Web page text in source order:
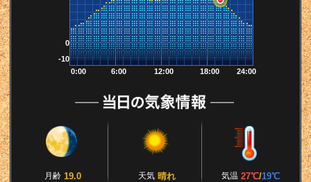
0
-10
0:00
6:00 12:00 18:00 24:00
月齢 19.0 天気 晴れ 気温 27℃/19℃